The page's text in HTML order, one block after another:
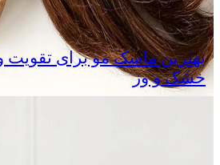
بهترین ماسک مو برای تقویت
خشک و وز